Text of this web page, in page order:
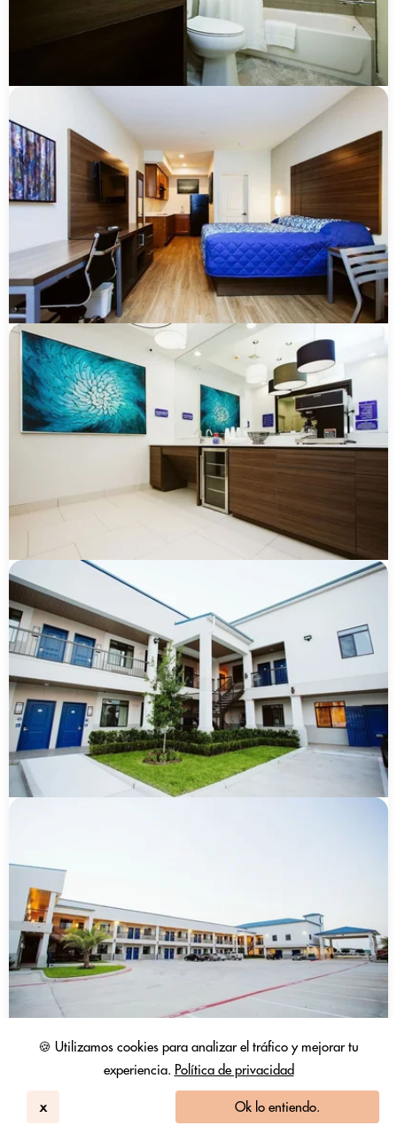
🍪 Utilizamos cookies para analizar el tráfico y mejorar tu
experiencia. Política de privacidad
x Ok lo entiendo.
Palace Inn Westpark Blue
4.1 / 5
Habitación De Uso Diurno